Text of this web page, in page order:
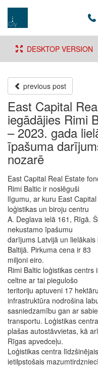
DESKTOP VERSION
previous post
East Capital
iegādājies Rimi
– 2023. gada
īpašuma
nozarē
East Capital Real Estate
Rimi Baltic ir noslēguši
līgumu, ar kuru East
loģistikas un biroju centru
A. Deglava ielā 161, Rīgā.
nekustamo īpašumu
darījums Latvijā un
Baltijā. Pirkuma cena ir 83
miljoni eiro.
Rimi Baltic loģistikas
celtne ar tai piegulošo
teritoriju aptuveni 17
infrastruktūra nodrošina
sasniedzamību gan ar
transportu. Loģistikas
plašas autostāvvietas, kā
Rīgas apvedceļu.
Loģistikas centra
ietilpstošais